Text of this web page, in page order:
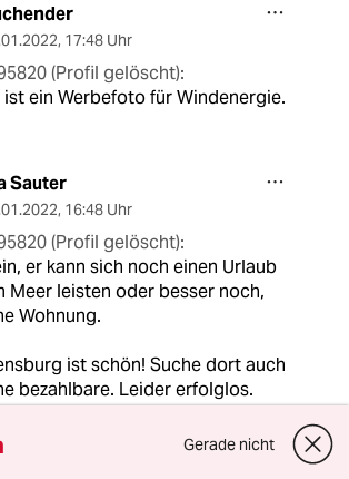
, 17:48 Uhr
(Profil gelöscht):
ist ein Werbefoto für Windenergie.
Sauter
, 16:48 Uhr
(Profil gelöscht):
er kann sich noch einen Urlaub
Meer leisten oder besser noch,
Wohnung.
ist schön! Suche dort auch
bezahlbare. Leider erfolglos.
uns erwartet von den Grünen
gestern abend auf Frontal zu
Gerade nicht